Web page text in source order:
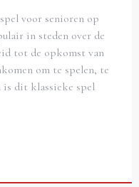
voor senioren op
in steden over de
tot de opkomst van
om te spelen, te
is dit klassieke spel